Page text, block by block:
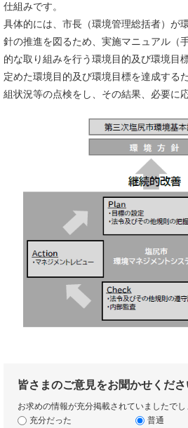
仕組みです。
具体的には、市長（環境管理総括者）が
針の推進を図るため、実施マニュアル（
的な取り組みを行う環境目的及び環境目
定めた環境目的及び環境目標を達成する
組状況等の点検をし、その結果、必要に
皆さまのご意見をお聞かせくださ
お求めの情報が充分掲載されていましたでし
充分だった
普通